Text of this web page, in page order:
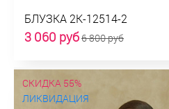
БЛУЗКА 2К-12514-2
3 060 руб6 800 руб
СКИДКА 55%
ЛИКВИДАЦИЯ